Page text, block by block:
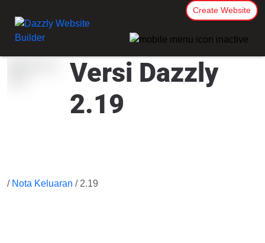
Create Website
Versi Dazzly
2.19
/ Nota Keluaran / 2.19